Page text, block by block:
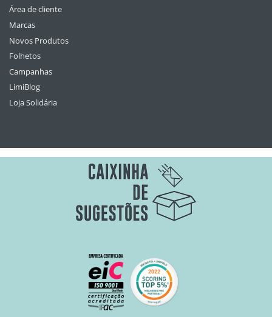
Área de cliente
Marcas
Novos Produtos
Folhetos
Campanhas
LimiBlog
Loja Solidária